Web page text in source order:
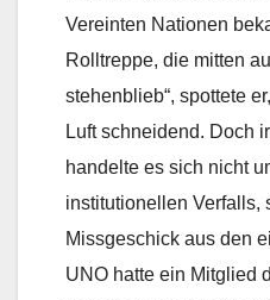
Vereinten Nationen
Rolltreppe, die mitten
stehenblieb“, spottete
Luft schneidend. Doch
handelte es sich nicht
institutionellen Verfalls,
Missgeschick aus den
UNO hatte ein Mitglied